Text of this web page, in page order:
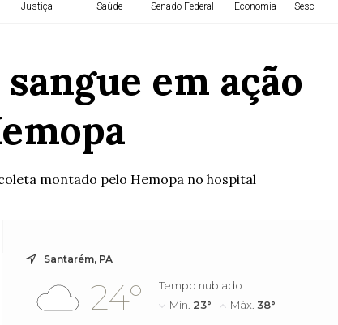
Justiça Saúde Senado Federal Economia Sesc em
em ação
montado pelo Hemopa no hospital
Santarém, PA
24°
Tempo nublado
Mín. 23° Máx.38°